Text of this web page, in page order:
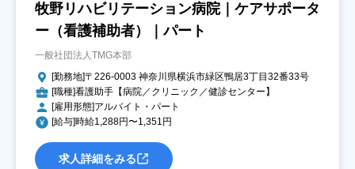
牧野リハビリテーション病院｜ケアサポータ
ー（看護補助者）｜パート
一般社団法人TMG本部
[勤務地]〒226-0003 神奈川県横浜市緑区鴨居3丁目32番33号
[職種]看護助手【病院／クリニック／健診センター】
[雇用形態]アルバイト・パート
[給与]時給1,288円〜1,351円
求人詳細をみる